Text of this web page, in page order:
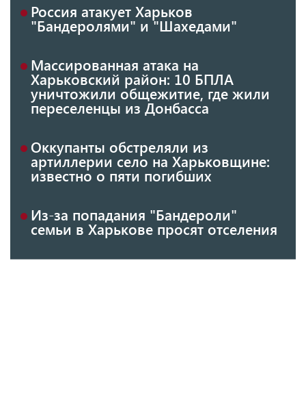
Россия атакует Харьков
"Бандеролями" и "Шахедами"
Массированная атака на
Харьковский район: 10 БПЛА
уничтожили общежитие, где жили
переселенцы из Донбасса
Оккупанты обстреляли из
артиллерии село на Харьковщине:
известно о пяти погибших
Из-за попадания "Бандероли"
семьи в Харькове просят отселения